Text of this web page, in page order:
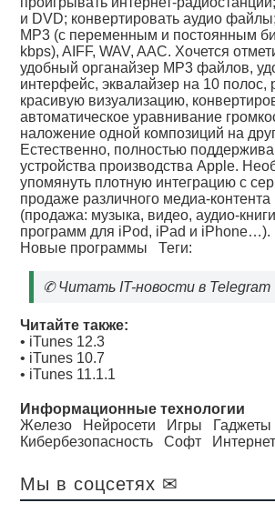
и DVD; конвертировать аудио
MP3 (с переменным и постоянным
kbps), AIFF, WAV, AAC. Хочется
удобный органайзер MP3 файлов,
интерфейс, эквалайзер на 10 полос,
красивую визуализацию,
автоматическое уравнивание
наложение одной композиций на
Естественно, полностью
устройства производства Apple.
упомянуть плотную интеграцию с
продаже различного медиа-
(продажа: музыка, видео, аудио-
программ для iPod, iPad и iPhone…).
Новые программы Теги:
✆Читать IT-новости в Telegram
Читайте также:
• iTunes 12.3
• iTunes 10.7
• iTunes 11.1.1
Информационные технологии
Железо
Нейросети Игры
Гаджеты
Кибербезопасность
Софт Интернет
Мы в соцсетях ✉